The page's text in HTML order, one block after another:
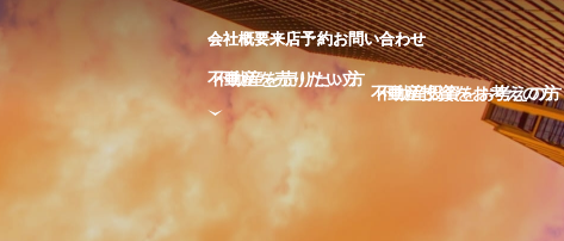
会社概要
会社概要来店予約
来店予約お問い合わせ
お問い合わせ
不動産を売りたい方
不動産を売りたい方
不動産投資をお考えの方
不動産投資をお考えの方